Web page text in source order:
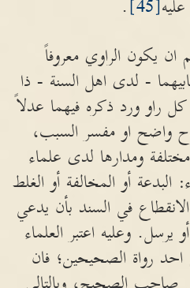
[45]
.
يكون الراوي معروفاً
- لدى اهل السنة - ذا
راو ورد ذكره فيهما عدلاً
واضح او مفسر السبب،
ومدارها لدى علماء
أو المخالفة أو الغلط
في السند بأن يدعي
وعليه اعتبر العلماء
رواة الصحيحين؛ فان